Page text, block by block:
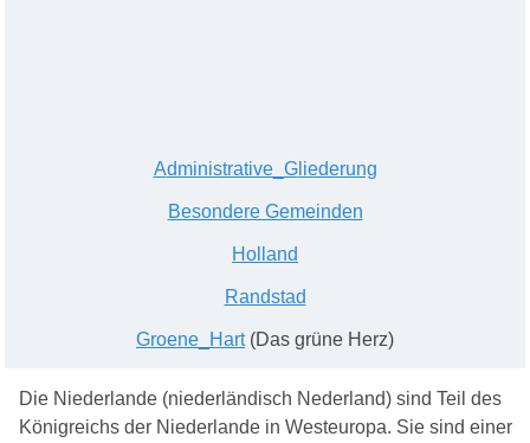
Administrative_ Gliederung
Besondere Gemeinden
Holland
Randstad
Groene_ Hart(Das grüne Herz)
Die Niederlande (niederländisch Nederland) sind Teil des
Königreichs der Niederlande in Westeuropa. Sie sind einer